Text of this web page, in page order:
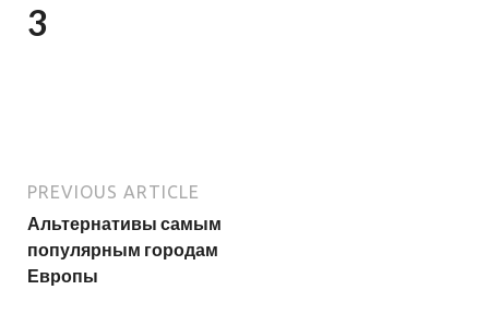
3
PREVIOUS ARTICLE
Альтернативы самым
популярным городам
Европы